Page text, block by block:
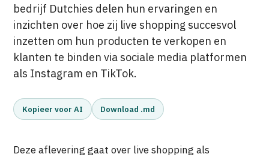
bedrijf Dutchies delen hun ervaringen en
inzichten over hoe zij live shopping succesvol
inzetten om hun producten te verkopen en
klanten te binden via sociale media platformen
als Instagram en TikTok.
Kopieer voor AI Download .md
Deze aflevering gaat over live shopping als